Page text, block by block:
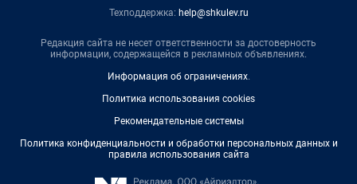
Техподдержка: help@shkulev.ru
Редакция сайта не несет ответственности за достоверность
информации, содержащейся в рекламных объявлениях.
Информация об ограничениях.
Политика использования cookies
Рекомендательные системы
Политика конфиденциальности и обработки персональных данных и
правила использования сайта